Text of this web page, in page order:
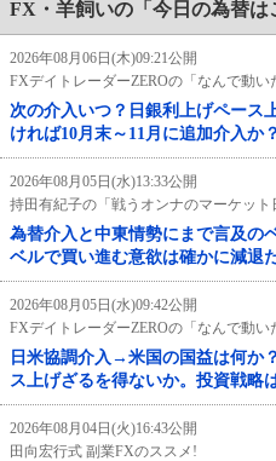
FX・羊飼いの「今日の為替
2026年08月06日(木)09:21公開
FXデイトレーダーZEROの「なんで動い
次の介入いつ？日銀利上げペース
ければ10月末～11月に追加介入か？
2026年08月05日(水)13:33公開
持田有紀子の「戦うオンナのマーケット
為替介入と中東情勢にまで言及の
ベルで買い進む意欲は確かに減退
2026年08月05日(水)09:42公開
FXデイトレーダーZEROの「なんで動い
日米協調介入→米国の国益は何か
ス上げざるを得ないか。投資戦略
2026年08月04日(火)16:43公開
田向宏行式 副業FXのススメ!